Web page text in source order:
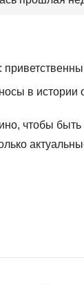
в истории
, чтобы